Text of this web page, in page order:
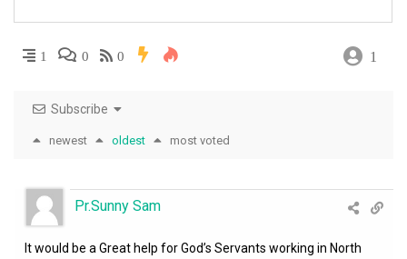
1 0 0 1
Subscribe
newest oldest most voted
Pr.Sunny Sam
It would be a Great help for God’s Servants working in North